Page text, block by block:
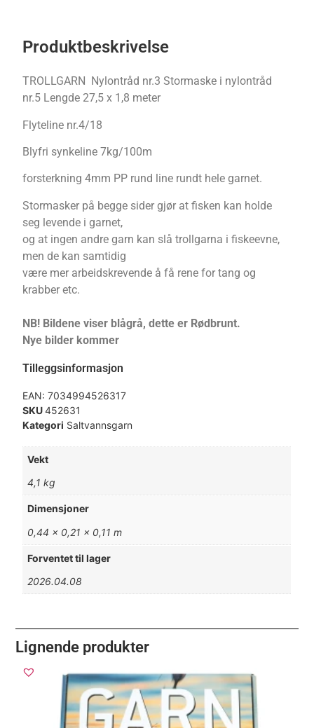
Produktbeskrivelse
TROLLGARN Nylontråd nr.3 Stormaske i nylontråd
nr.5 Lengde 27,5 x 1,8 meter
Flyteline nr.4/18
Blyfri synkeline 7kg/100m
forsterkning 4mm PP rund line rundt hele garnet.
Stormasker på begge sider gjør at fisken kan holde
seg levende i garnet,
og at ingen andre garn kan slå trollgarna i fiskeevne,
men de kan samtidig
være mer arbeidskrevende å få rene for tang og
krabber etc.
NB! Bildene viser blågrå, dette er Rødbrunt.
Nye bilder kommer
Tilleggsinformasjon
EAN:7034994526317
SKU452631
Kategori Saltvannsgarn
Vekt
4,1 kg
Dimensjoner
0,44 × 0,21 × 0,11 m
Forventet til lager
2026.04.08
Lignende produkter